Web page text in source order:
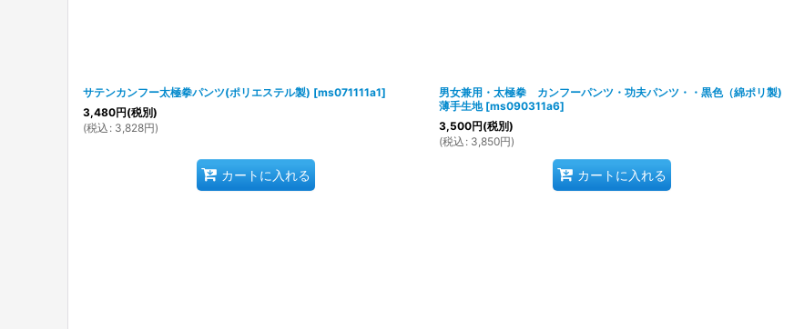
サテンカンフー太極拳パンツ(ポリエステル製) [ms071111a1]
3,480円(税別)
(税込 : 3,828円)
カートに入れる
男女兼用・太極拳 カンフーパンツ・功夫パンツ・・黒色（綿ポリ製)
薄手生地 [ms090311a6]
3,500円(税別)
(税込 : 3,850円)
カートに入れる